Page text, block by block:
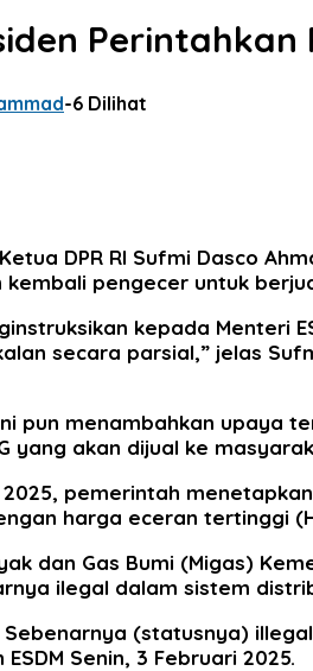
Perintahkan
-6 Dilihat
DPR RI Sufmi Dasco
pengecer untuk
kepada Menteri
secara parsial,” jelas
pun menambahkan upaya
yang akan dijual ke
pemerintah
harga eceran tertinggi
dan Gas Bumi (Migas)
ilegal dalam sistem
(statusnya)
Senin, 3 Februari 2025.